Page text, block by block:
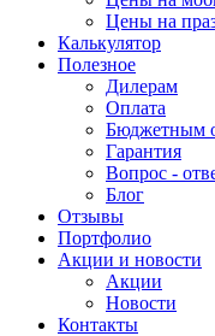
Цены на
Калькулятор
Полезное
Дилерам
Оплата
Бюджетным
Гарантия
Вопрос -
Блог
Отзывы
Портфолио
Акции и новости
Акции
Новости
Контакты